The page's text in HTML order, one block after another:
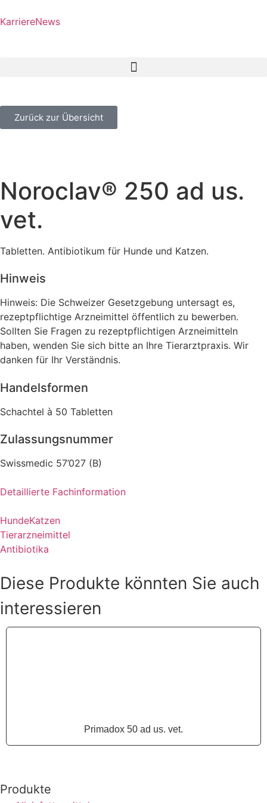
KarriereNews
Zurück zur Übersicht
Noroclav® 250 ad us.
vet.
Tabletten. Antibiotikum für Hunde und Katzen.
Hinweis
Hinweis: Die Schweizer Gesetzgebung untersagt es,
rezeptpflichtige Arzneimittel öffentlich zu bewerben.
Sollten Sie Fragen zu rezeptpflichtigen Arzneimitteln
haben, wenden Sie sich bitte an Ihre Tierarztpraxis. Wir
danken für Ihr Verständnis.
Handelsformen
Schachtel à 50 Tabletten
Zulassungsnummer
Swissmedic 57’027 (B)
Detaillierte Fachinformation
HundeKatzen
Tierarzneimittel
Antibiotika
Diese Produkte könnten Sie auch
interessieren
Primadox 50 ad us. vet.
Produkte